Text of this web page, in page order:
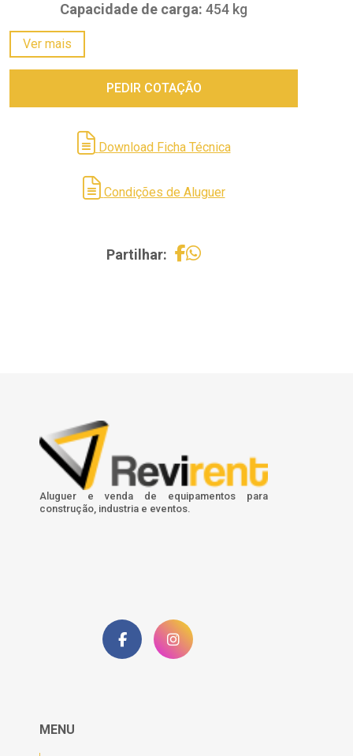
Capacidade de carga: 454 kg
*Mais informações na ficha técnica.
Ver mais
PEDIR COTAÇÃO
Download Ficha Técnica
Condições de Aluguer
Partilhar:
Aluguer e venda de equipamentos para
construção, industria e eventos.
MENU